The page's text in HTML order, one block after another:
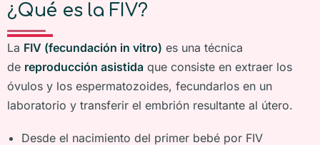
¿Qué es la FIV?
La FIV (fecundación in vitro) es una técnica
de reproducción asistida que consiste en extraer los
óvulos y los espermatozoides, fecundarlos en un
laboratorio y transferir el embrión resultante al útero.
Desde el nacimiento del primer bebé por FIV